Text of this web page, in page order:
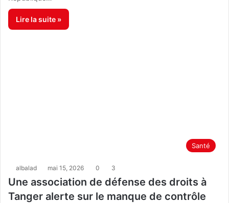
Lire la suite »
Santé
albalad mai 15, 2026 0 3
Une association de défense des droits à
Tanger alerte sur le manque de contrôle